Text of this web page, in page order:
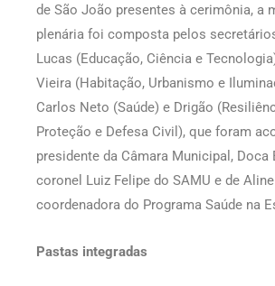
de São João presentes à cerimônia, a
plenária foi composta pelos
Lucas (Educação, Ciência e
Vieira (Habitação, Urbanismo e
Carlos Neto (Saúde) e Drigão
Proteção e Defesa Civil), que foram
presidente da Câmara Municipal, Doca
coronel Luiz Felipe do SAMU e de
coordenadora do Programa Saúde na
Pastas integradas